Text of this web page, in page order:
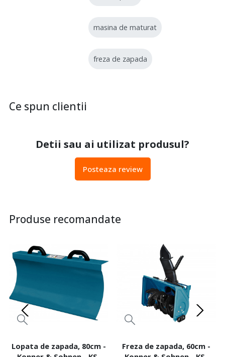
masina de maturat
freza de zapada
Ce spun clientii
Detii sau ai utilizat produsul?
Posteaza review
Produse recomandate
Lopata de zapada, 80cm -
Freza de zapada, 60cm -